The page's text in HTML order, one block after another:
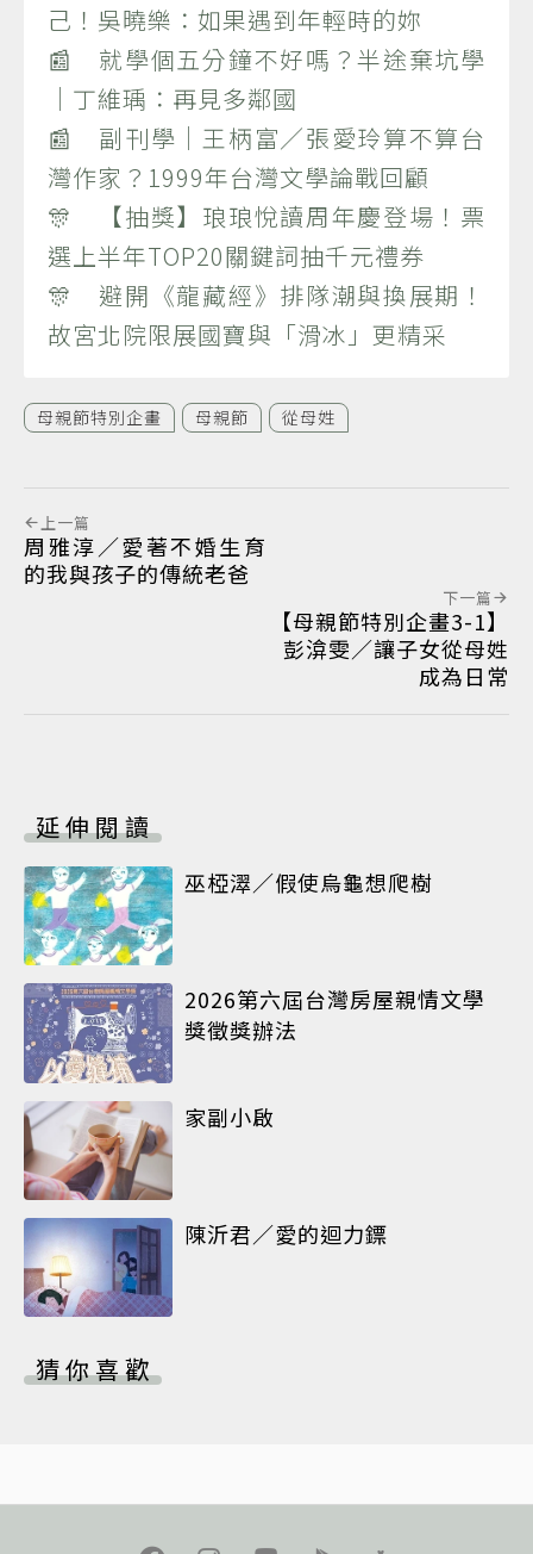
己！吳曉樂：如果遇到年輕時的妳
📰 就學個五分鐘不好嗎？半途棄坑學
｜丁維瑀：再見多鄰國
📰 副刊學｜王柄富／張愛玲算不算台
灣作家？1999年台灣文學論戰回顧
🎊 【抽獎】琅琅悅讀周年慶登場！票
選上半年TOP20關鍵詞抽千元禮券
🎊 避開《龍藏經》排隊潮與換展期！
故宮北院限展國寶與「滑冰」更精采
母親節特別企畫 母親節 從母姓
上一篇
周雅淳／愛著不婚生育
的我與孩子的傳統老爸
下一篇
【母親節特別企畫3-1】
彭渰雯／讓子女從母姓
成為日常
延伸閱讀
巫椏濢／假使烏龜想爬樹
2026第六屆台灣房屋親情文學
獎徵獎辦法
家副小啟
陳沂君／愛的迴力鏢
猜你喜歡